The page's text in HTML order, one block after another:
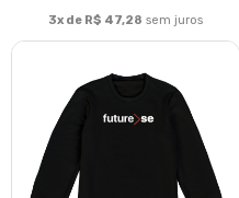
3x de R$ 47,28 sem juros